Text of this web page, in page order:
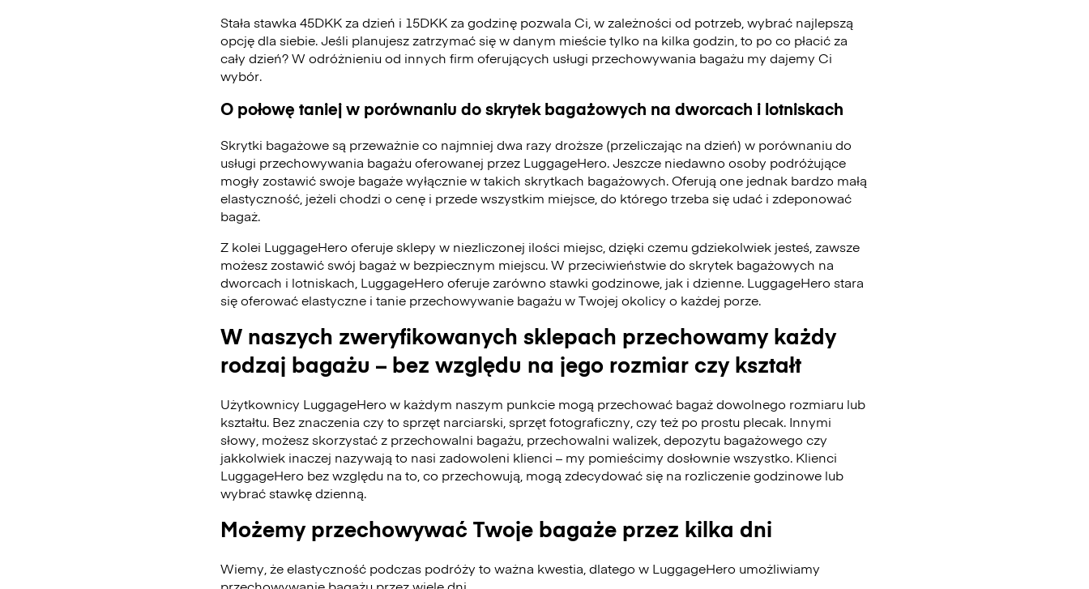
Stała stawka 45DKK za dzień i 15DKK za godzinę pozwala Ci, w zależności od potrzeb, wybrać najlepszą
opcję dla siebie. Jeśli planujesz zatrzymać się w danym mieście tylko na kilka godzin, to po co płacić za
cały dzień? W odróżnieniu od innych firm oferujących usługi przechowywania bagażu my dajemy Ci
wybór.
O połowę taniej w porównaniu do skrytek bagażowych na dworcach i lotniskach
Skrytki bagażowe są przeważnie co najmniej dwa razy droższe (przeliczając na dzień) w porównaniu do
usługi przechowywania bagażu oferowanej przez LuggageHero. Jeszcze niedawno osoby podróżujące
mogły zostawić swoje bagaże wyłącznie w takich skrytkach bagażowych. Oferują one jednak bardzo małą
elastyczność, jeżeli chodzi o cenę i przede wszystkim miejsce, do którego trzeba się udać i zdeponować
bagaż.
Z kolei LuggageHero oferuje sklepy w niezliczonej ilości miejsc, dzięki czemu gdziekolwiek jesteś, zawsze
możesz zostawić swój bagaż w bezpiecznym miejscu. W przeciwieństwie do skrytek bagażowych na
dworcach i lotniskach, LuggageHero oferuje zarówno stawki godzinowe, jak i dzienne. LuggageHero stara
się oferować elastyczne i tanie przechowywanie bagażu w Twojej okolicy o każdej porze.
W naszych zweryfikowanych sklepach przechowamy każdy
rodzaj bagażu – bez względu na jego rozmiar czy kształt
Użytkownicy LuggageHero w każdym naszym punkcie mogą przechować bagaż dowolnego rozmiaru lub
kształtu. Bez znaczenia czy to sprzęt narciarski, sprzęt fotograficzny, czy też po prostu plecak. Innymi
słowy, możesz skorzystać z przechowalni bagażu, przechowalni walizek, depozytu bagażowego czy
jakkolwiek inaczej nazywają to nasi zadowoleni klienci – my pomieścimy dosłownie wszystko. Klienci
LuggageHero bez względu na to, co przechowują, mogą zdecydować się na rozliczenie godzinowe lub
wybrać stawkę dzienną.
Możemy przechowywać Twoje bagaże przez kilka dni
Wiemy, że elastyczność podczas podróży to ważna kwestia, dlatego w LuggageHero umożliwiamy